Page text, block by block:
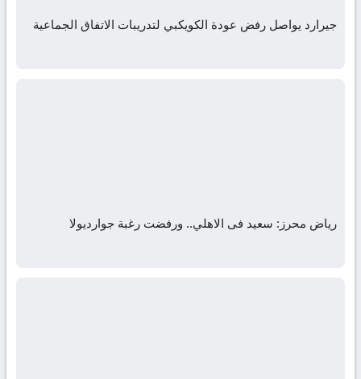
جيرارد يواصل رفض عودة الكويكبي لتدريبات الاتفاق الجماعية
رياض محرز: سعيد فى الاهلي.. ورفضت رغبة جوارديولا